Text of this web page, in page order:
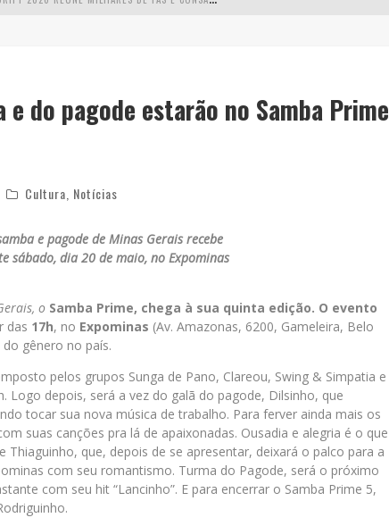
BH REALIZA SORTEIO DE TVS 4K
e do pagode estarão no Samba Prime
Cultura Notícias
e pagode de Minas Gerais recebe
sábado, dia 20 de maio, no Expominas
o Samba Prime, chega à sua quinta edição. O evento
das 17h, no Expominas (Av. Amazonas, 6200, Gameleira, Belo
gênero no país.
pelos grupos Sunga de Pano, Clareou, Swing & Simpatia e
Logo depois, será a vez do galã do pagode, Dilsinho, que
tocar sua nova música de trabalho. Para ferver ainda mais os
suas canções pra lá de apaixonadas. Ousadia e alegria é o que
que, depois de se apresentar, deixará o palco para a
com seu romantismo. Turma do Pagode, será o próximo
com seu hit “Lancinho”. E para encerrar o Samba Prime 5,